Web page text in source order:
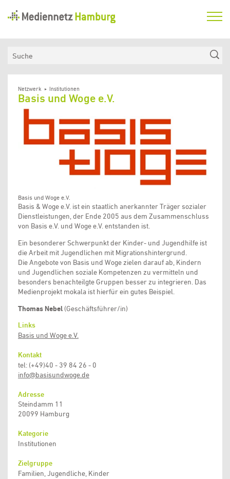
Hamburg
Aktuelles
Medienkompetenzfonds
Verein
Netzwerk Institutionen
Basis und Woge e.V.
Basis & Woge e.V. ist ein staatlich anerkannter Träger sozialer
Dienstleistungen, der Ende 2005 aus dem Zusammenschluss
von Basis e.V. und Woge e.V. entstanden ist.
Ein besonderer Schwerpunkt der Kinder- und Jugendhilfe ist
die Arbeit mit Jugendlichen mit Migrationshintergrund.
Die Angebote von Basis und Woge zielen darauf ab, Kindern
und Jugendlichen soziale Kompetenzen zu vermitteln und
besonders benachteilgte Gruppen besser zu integrieren. Das
Medienprojekt mokala ist hierfür ein gutes Beispiel.
Thomas Nebel (Geschäftsführer/in)
Basis und Woge e.V.
Links
Basis und Woge e.V.
Kontakt
tel: (+49)40 - 39 84 26 - 0
info@basisundwoge.de
Adresse
Steindamm 11
20099 Hamburg
Kategorie
Institutionen
Zielgruppe
Familien, Jugendliche, Kinder